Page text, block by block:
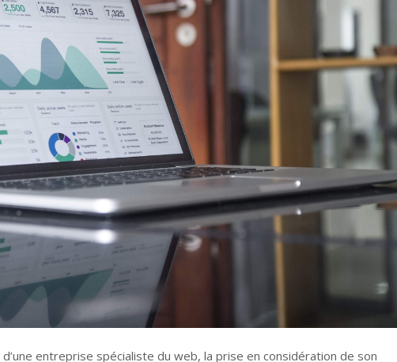
entreprise spécialiste du web, la prise en considération de son